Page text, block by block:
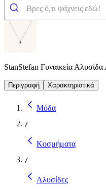
StanStefan Γυναικεία
Περιγραφή Χαρακτηριστικά
Μόδα
/
Κοσμήματα
/
Αλυσίδες